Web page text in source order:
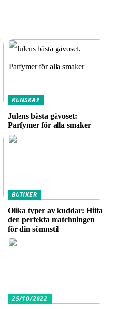
KUNSKAP
Julens bästa gåvoset:
Parfymer för alla smaker
BUTIKER
Olika typer av kuddar: Hitta
den perfekta matchningen
för din sömnstil
25/10/2022